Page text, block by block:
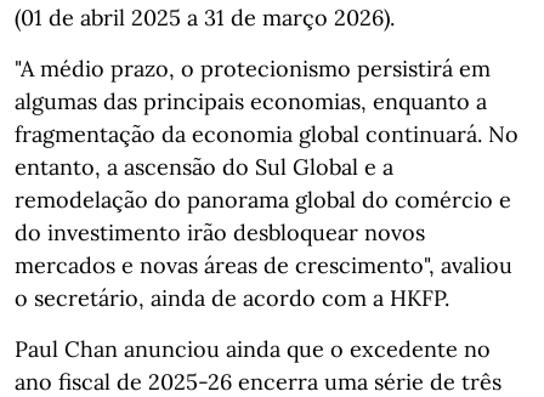
(01 de abril 2025 a 31 de março 2026).
"A médio prazo, o protecionismo persistirá em
algumas das principais economias, enquanto a
fragmentação da economia global continuará. No
entanto, a ascensão do Sul Global e a
remodelação do panorama global do comércio e
do investimento irão desbloquear novos
mercados e novas áreas de crescimento", avaliou
o secretário, ainda de acordo com a HKFP.
Paul Chan anunciou ainda que o excedente no
ano fiscal de 2025-26 encerra uma série de três